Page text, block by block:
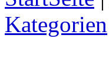
Kategorien